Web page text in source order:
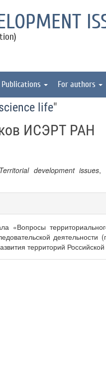
Publications For authors
life"
ИСЭРТ РАН
Territorial development issues,
«Вопросы
деятельности
территорий